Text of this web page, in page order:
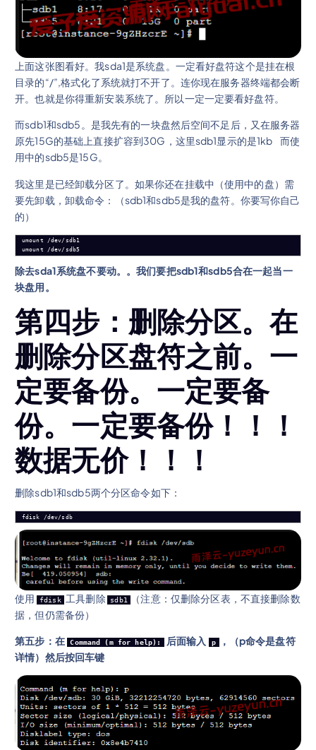
上面这张图看好。我sda1是系统盘。一定看好盘符这个是挂在根
目录的“/”,格式化了系统就打不开了。连你现在服务器终端都会断
开。也就是你得重新安装系统了。所以一定一定要看好盘符。
而sdb1和sdb5。是我先有的一块盘然后空间不足后，又在服务器
原先15G的基础上直接扩容到30G，这里sdb1显示的是1kb 而使
用中的sdb5是15G。
我这里是已经卸载分区了。如果你还在挂载中（使用中的盘）需
要先卸载，卸载命令：（sdb1和sdb5是我的盘符。你要写你自己
的）
umount /dev/sdb1
umount /dev/sdb5
除去sda1系统盘不要动。。我们要把sdb1和sdb5合在一起当一
块盘用。
第四步：删除分区。在
删除分区盘符之前。一
定要备份。一定要备
份。一定要备份！！！
数据无价！！！
删除sdb1和sdb5两个分区命令如下：
fdisk /dev/sdb
使用 fdisk 工具删除 sdb1
（注意：仅删除分区表，不直接删除数
据，但仍需备份）
第五步：在 Command (m for help): 后面输入 p ，（p命令是盘符
详情）然后按回车键